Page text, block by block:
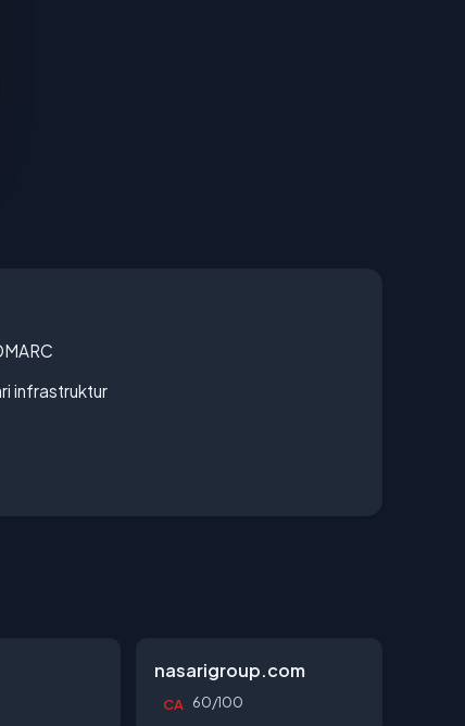
infrastruktur
nasarigroup.com
CA 60/100